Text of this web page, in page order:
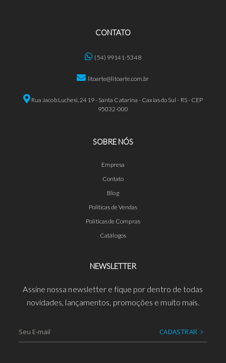
CONTATO
(54) 99141-5348
litoarte@litoarte.com.br
Rua Jacob Luchesi, 2419 - Santa Catarina - Caxias do Sul - RS - CEP
95032-000
SOBRE NÓS
Empresa
Contato
Blog
Políticas de Vendas
Políticas de Compras
Catálogos
NEWSLETTER
Assine nossa newsletter e fique por dentro de todas
novidades, lançamentos, promoções e muito mais.
CADASTRAR